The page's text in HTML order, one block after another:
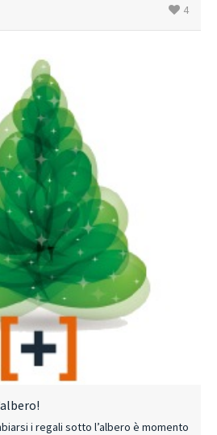
4
i regali sotto l’albero è momento